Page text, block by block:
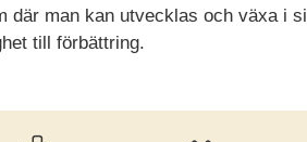
där man kan utvecklas och växa i
till förbättring.